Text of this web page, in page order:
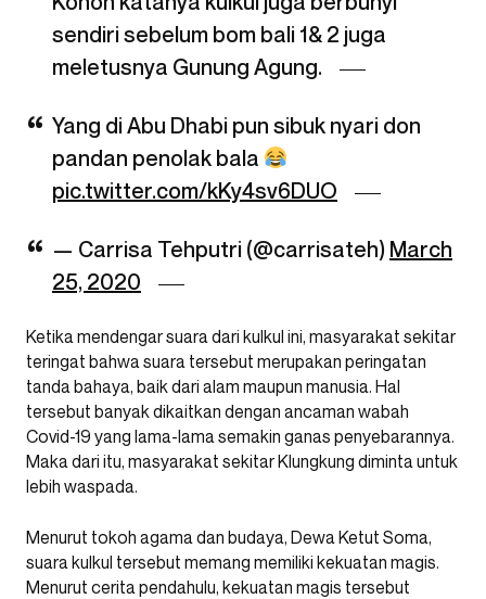
sendiri sebelum bom bali 1& 2 juga
meletusnya Gunung Agung.
Yang di Abu Dhabi pun sibuk nyari don
pandan penolak bala
pic.twitter.com/kKy4sv6DUO
— Carrisa Tehputri (@carrisateh) March
25, 2020
Ketika mendengar suara dari kulkul ini, masyarakat sekitar
teringat bahwa suara tersebut merupakan peringatan
tanda bahaya, baik dari alam maupun manusia. Hal
tersebut banyak dikaitkan dengan ancaman wabah
Covid-19 yang lama-lama semakin ganas penyebarannya.
Maka dari itu, masyarakat sekitar Klungkung diminta untuk
lebih waspada.
Menurut tokoh agama dan budaya, Dewa Ketut Soma,
suara kulkul tersebut memang memiliki kekuatan magis.
Menurut cerita pendahulu, kekuatan magis tersebut